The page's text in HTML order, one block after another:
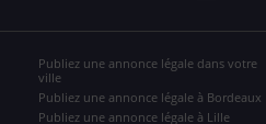
Publiez une annonce légale dans votre
ville
Publiez une annonce légale à Bordeaux
Publiez une annonce légale à Lille